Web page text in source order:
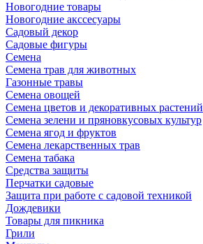
Новогодние товары
Новогодние акссесуары
Садовый декор
Садовые фигуры
Семена
Семена трав для животных
Газонные травы
Семена овощей
Семена цветов и декоративных растений
Семена зелени и пряновкусовых культур
Семена ягод и фруктов
Семена лекарственных трав
Семена табака
Средства защиты
Перчатки садовые
Защита при работе с садовой техникой
Дождевики
Товары для пикника
Грили